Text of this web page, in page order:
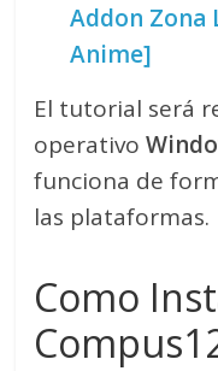
Addon Zona
Anime]
El tutorial será
operativo
funciona de
las plataformas.
Como